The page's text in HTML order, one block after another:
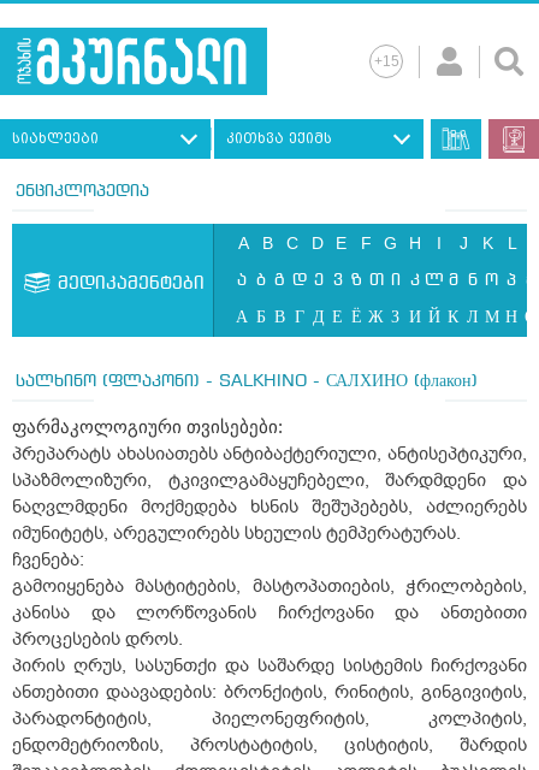
სიახლეები კითხვა ექიმს
ენციკლოპედია
მედიკამენტები
A B C D E F G H I J K L
ა ბ გ დ ე ვ ზ თ ი კ ლ მ ნ ო პ ჟ
А Б В Г Д Е Ё Ж З И Й К Л М Н О
სალხინო (ფლაკონი) - SALKHINO - САЛХИНО (флакон)
ფარმაკოლოგიური თვისებები:
პრეპარატს ახასიათებს ანტიბაქტერიული, ანტისეპტიკური,
სპაზმოლიზური, ტკივილგამაყუჩებელი, შარდმდენი და
ნაღვლმდენი მოქმედება ხსნის შეშუპებებს, აძლიერებს
იმუნიტეტს, არეგულირებს სხეულის ტემპერატურას.
ჩვენება:
გამოიყენება მასტიტების, მასტოპათიების, ჭრილობების,
კანისა და ლორწოვანის ჩირქოვანი და ანთებითი
პროცესების დროს.
პირის ღრუს, სასუნთქი და საშარდე სისტემის ჩირქოვანი
ანთებითი დაავადების: ბრონქიტის, რინიტის, გინგივიტის,
პარადონტიტის, პიელონეფრიტის, კოლპიტის,
ენდომეტრიოზის, პროსტატიტის, ცისტიტის, შარდის